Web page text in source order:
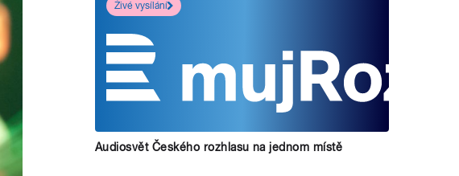
Živé vysílání
Audiosvět Českého rozhlasu na jednom místě